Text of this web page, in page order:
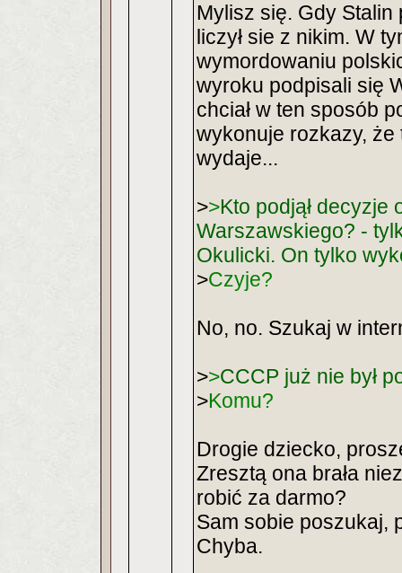
Mylisz się. Gdy Stalin
liczył sie z nikim. W
wymordowaniu
wyroku podpisali się
chciał w ten sposób
wykonuje rozkazy, że
wydaje...
>>Kto podjął decyzje
Warszawskiego? -
Okulicki. On tylko
>Czyje?
No, no. Szukaj w
>>CCCP już nie był
>Komu?
Drogie dziecko,
Zresztą ona brała
robić za darmo?
Sam sobie poszukaj,
Chyba.